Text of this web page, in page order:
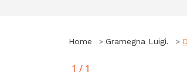
Home Gramegna Luigi.
1 / 1